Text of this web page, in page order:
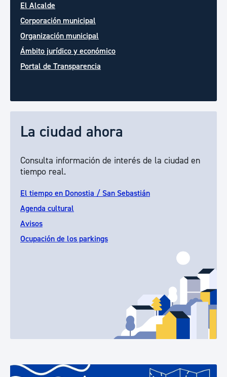
El Alcalde
Corporación municipal
Organización municipal
Ámbito jurídico y económico
Portal de Transparencia
La ciudad ahora
Consulta información de interés de la ciudad en
tiempo real.
El tiempo en Donostia / San Sebastián
Agenda cultural
Avisos
Ocupación de los parkings